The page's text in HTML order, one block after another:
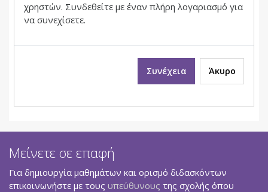
χρηστών. Συνδεθείτε με έναν πλήρη λογαριασμό για
να συνεχίσετε.
Συνέχεια Άκυρο
Μείνετε σε επαφή
Για δημιουργία μαθημάτων και ορισμό διδασκόντων
επικοινωνήστε με τους υπεύθυνους της σχολής όπου